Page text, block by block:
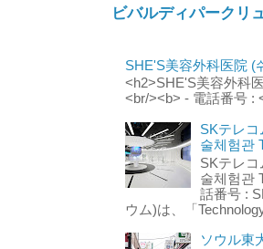
ビバルディパークリ
SHE'S美容外科医院 (
<h2>SHE'S美容外科
<br/><b> - 電話番号 :
SKテレ
술체험관
SKテレ
술체험관
話番号 :
ウム)は、「
ソウル東